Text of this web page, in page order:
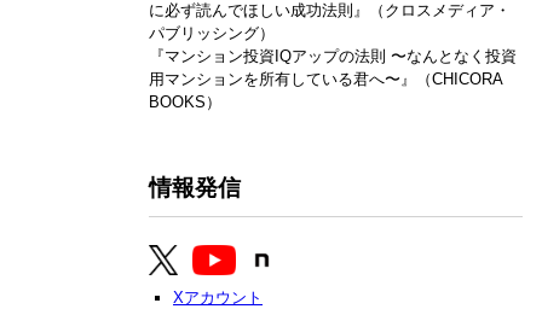
に必ず読んでほしい成功法則』（クロスメディア・
パブリッシング）
『マンション投資IQアップの法則 〜なんとなく投資
用マンションを所有している君へ〜』（CHICORA
BOOKS）
情報発信
Xアカウント